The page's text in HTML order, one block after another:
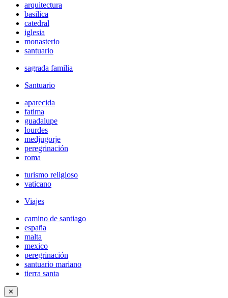
arquitectura
basilica
catedral
iglesia
monasterio
santuario
sagrada familia
Santuario
aparecida
fatima
guadalupe
lourdes
medjugorje
peregrinación
roma
turismo religioso
vaticano
Viajes
camino de santiago
españa
malta
mexico
peregrinación
santuario mariano
tierra santa
✕